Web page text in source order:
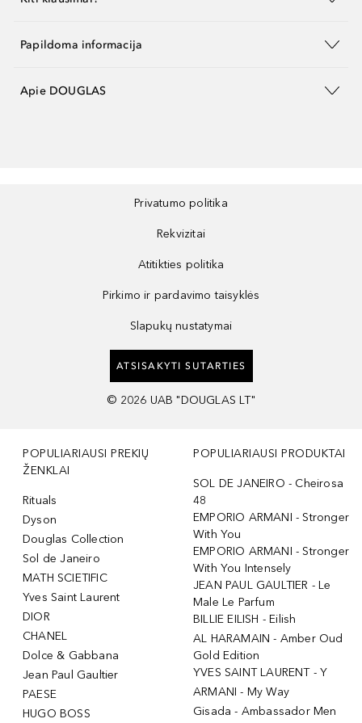
Papildoma informacija
Apie DOUGLAS
Privatumo politika
Rekvizitai
Atitikties politika
Pirkimo ir pardavimo taisyklės
Slapukų nustatymai
ATSISAKYTI SUTARTIES
© 2026 UAB "DOUGLAS LT"
POPULIARIAUSI PREKIŲ
ŽENKLAI
Rituals
Dyson
Douglas Collection
Sol de Janeiro
MATH SCIETIFIC
Yves Saint Laurent
DIOR
CHANEL
Dolce & Gabbana
Jean Paul Gaultier
PAESE
HUGO BOSS
POPULIARIAUSI PRODUKTAI
SOL DE JANEIRO - Cheirosa
48
EMPORIO ARMANI - Stronger
With You
EMPORIO ARMANI - Stronger
With You Intensely
JEAN PAUL GAULTIER - Le
Male Le Parfum
BILLIE EILISH - Eilish
AL HARAMAIN - Amber Oud
Gold Edition
YVES SAINT LAURENT - Y
ARMANI - My Way
Gisada - Ambassador Men